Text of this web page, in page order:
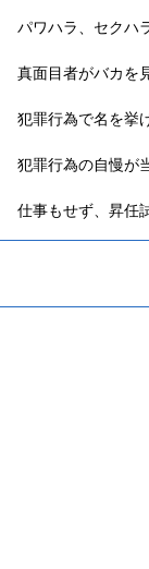
パワハラ、セクハ
真面目者がバカを
犯罪行為で名を挙
犯罪行為の自慢が
仕事もせず、昇任